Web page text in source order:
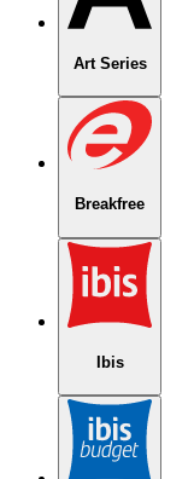
Art Series
Breakfree
Ibis